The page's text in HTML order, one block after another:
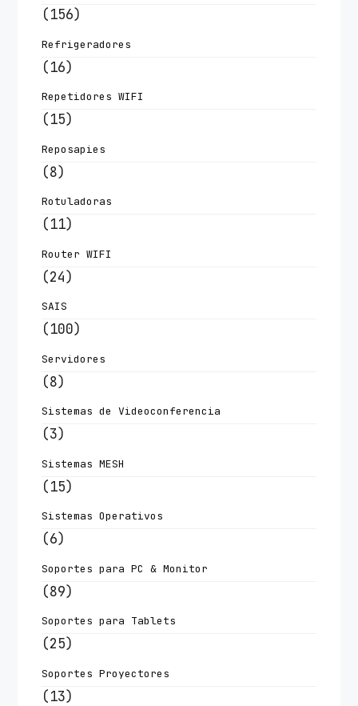
(156)
Refrigeradores
(16)
Repetidores WIFI
(15)
Reposapies
(8)
Rotuladoras
(11)
Router WIFI
(24)
SAIS
(100)
Servidores
(8)
Sistemas de Videoconferencia
(3)
Sistemas MESH
(15)
Sistemas Operativos
(6)
Soportes para PC & Monitor
(89)
Soportes para Tablets
(25)
Soportes Proyectores
(13)